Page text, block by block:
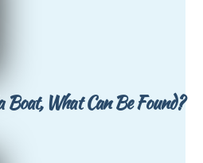
Boat, What Can Be Found?